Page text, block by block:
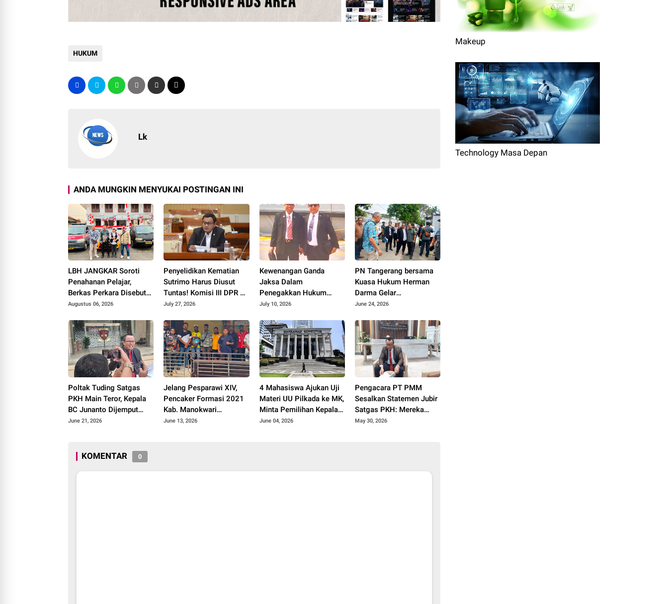
HUKUM
Lk
ANDA MUNGKIN MENYUKAI POSTINGAN INI
LBH JANGKAR Soroti
Penahanan Pelajar,
Berkas Perkara Disebut
Telah Dicabut
Augustus 06, 2026
Penyelidikan Kematian
Sutrimo Harus Diusut
Tuntas! Komisi III DPR RI
Desak Polda Metro Jaya
Hukum
July 27, 2026
Kewenangan Ganda
Jaksa Dalam
Penegakkan Hukum
Tindak Pidana Korupsi
July 10, 2026
PN Tangerang bersama
Kuasa Hukum Herman
Darma Gelar
Constatering Jelang
Pamulang
June 24, 2026
Poltak Tuding Satgas
PKH Main Teror, Kepala
BC Junanto Dijemput
Paksa Tanpa Surat
June 21, 2026
Jelang Pesparawi XIV,
Pencaker Formasi 2021
Kab. Manokwari
Dihimbau Jaga
June 13, 2026
4 Mahasiswa Ajukan Uji
Materi UU Pilkada ke MK,
Minta Pemilihan Kepala
Daerah Tetap Dilakukan
June 04, 2026
Pengacara PT PMM
Sesalkan Statemen Jubir
Satgas PKH: Mereka
Melanggar Aturan Malah
May 30, 2026
KOMENTAR 0
Makeup
Technology Masa Depan